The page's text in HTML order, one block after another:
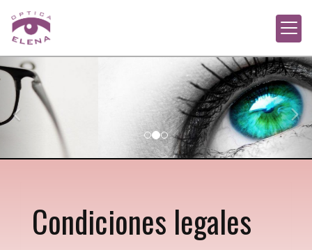
prev
Condiciones legales